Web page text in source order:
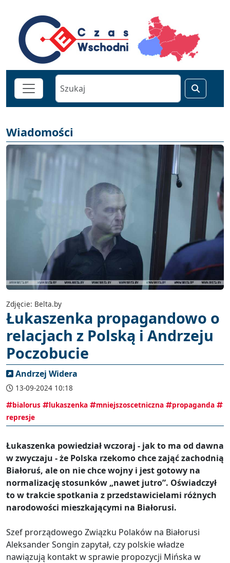
Wiadomości
Zdjęcie: Belta.by
Łukaszenka propagandowo o
relacjach z Polską i Andrzeju
Poczobucie
Andrzej Widera
13-09-2024 10:18
bialorus
lukaszenka mniejszoscetniczna
propaganda
represje
Łukaszenka powiedział wczoraj - jak to ma od dawna
w zwyczaju - że Polska rzekomo chce zająć zachodnią
Białoruś, ale on nie chce wojny i jest gotowy na
normalizację stosunków „nawet jutro”. Oświadczył
to w trakcie spotkania z przedstawicielami różnych
narodowości mieszkającymi na Białorusi.
Szef prorządowego Związku Polaków na Białorusi
Aleksander Songin zapytał, czy polskie władze
nawiązują kontakt w sprawie propozycji Mińska w